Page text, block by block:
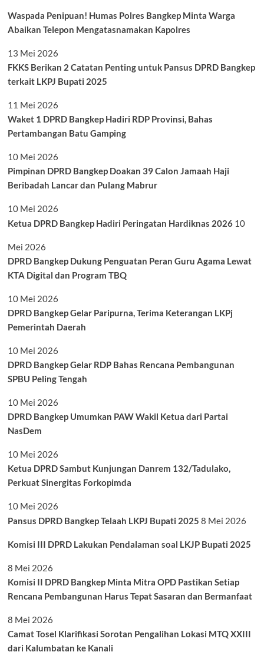
Waspada Penipuan! Humas Polres Bangkep Minta Warga
Abaikan Telepon Mengatasnamakan Kapolres
13 Mei 2026
FKKS Berikan 2 Catatan Penting untuk Pansus DPRD Bangkep
terkait LKPJ Bupati 2025
11 Mei 2026
Waket 1 DPRD Bangkep Hadiri RDP Provinsi, Bahas
Pertambangan Batu Gamping
10 Mei 2026
Pimpinan DPRD Bangkep Doakan 39 Calon Jamaah Haji
Beribadah Lancar dan Pulang Mabrur
10 Mei 2026
Ketua DPRD Bangkep Hadiri Peringatan Hardiknas 2026 10
Mei 2026
DPRD Bangkep Dukung Penguatan Peran Guru Agama Lewat
KTA Digital dan Program TBQ
10 Mei 2026
DPRD Bangkep Gelar Paripurna, Terima Keterangan LKPj
Pemerintah Daerah
10 Mei 2026
DPRD Bangkep Gelar RDP Bahas Rencana Pembangunan
SPBU Peling Tengah
10 Mei 2026
DPRD Bangkep Umumkan PAW Wakil Ketua dari Partai
NasDem
10 Mei 2026
Ketua DPRD Sambut Kunjungan Danrem 132/Tadulako,
Perkuat Sinergitas Forkopimda
10 Mei 2026
Pansus DPRD Bangkep Telaah LKPJ Bupati 2025 8 Mei 2026
Komisi III DPRD Lakukan Pendalaman soal LKJP Bupati 2025
8 Mei 2026
Komisi II DPRD Bangkep Minta Mitra OPD Pastikan Setiap
Rencana Pembangunan Harus Tepat Sasaran dan Bermanfaat
8 Mei 2026
Camat Tosel Klarifikasi Sorotan Pengalihan Lokasi MTQ XXIII
dari Kalumbatan ke Kanali